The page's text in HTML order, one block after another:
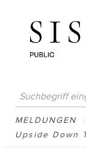
MELDUNGEN
MELDUNGEN
/
Upside Down